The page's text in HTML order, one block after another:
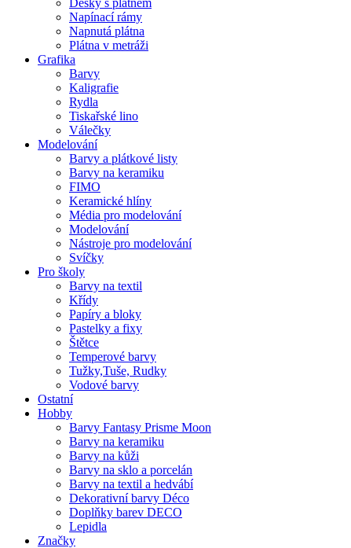
Desky s plátnem
Napínací rámy
Napnutá plátna
Plátna v metráži
Grafika
Barvy
Kaligrafie
Rydla
Tiskařské lino
Válečky
Modelování
Barvy a plátkové listy
Barvy na keramiku
FIMO
Keramické hlíny
Média pro modelování
Modelování
Nástroje pro modelování
Svíčky
Pro školy
Barvy na textil
Křídy
Papíry a bloky
Pastelky a fixy
Štětce
Temperové barvy
Tužky,Tuše, Rudky
Vodové barvy
Ostatní
Hobby
Barvy Fantasy Prisme Moon
Barvy na keramiku
Barvy na kůži
Barvy na sklo a porcelán
Barvy na textil a hedvábí
Dekorativní barvy Déco
Doplňky barev DECO
Lepidla
Značky